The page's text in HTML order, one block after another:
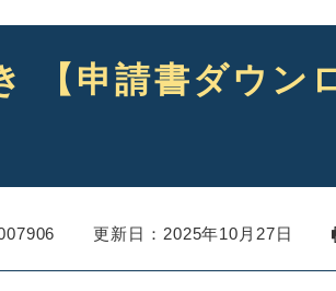
【申請書ダウン
更新日：2025年10月27日